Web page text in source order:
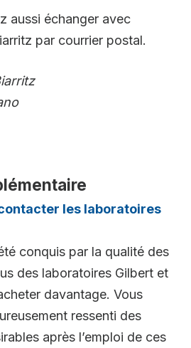
aussi échanger avec
par courrier postal.
les laboratoires
conquis par la qualité des
des laboratoires Gilbert et
davantage. Vous
ressenti des
après l’emploi de ces